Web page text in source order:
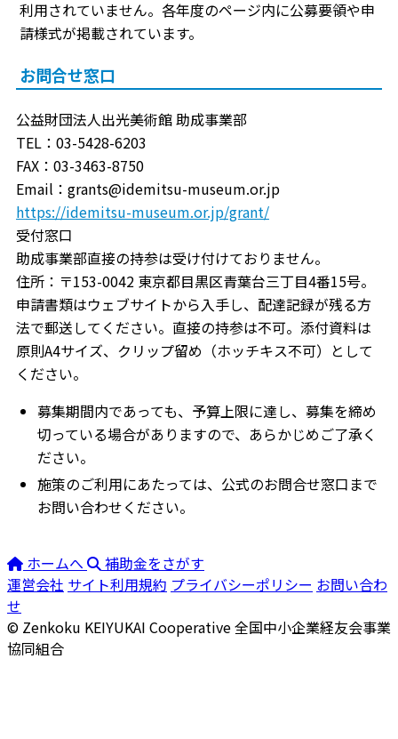
利用されていません。各年度のページ内に公募要領や申
請様式が掲載されています。
お問合せ窓口
公益財団法人出光美術館 助成事業部
TEL：03-5428-6203
FAX：03-3463-8750
Email：grants@idemitsu-museum.or.jp
https://idemitsu-museum.or.jp/grant/
受付窓口
助成事業部直接の持参は受け付けておりません。
住所：〒153-0042 東京都目黒区青葉台三丁目4番15号。
申請書類はウェブサイトから入手し、配達記録が残る方
法で郵送してください。直接の持参は不可。添付資料は
原則A4サイズ、クリップ留め（ホッチキス不可）として
ください。
募集期間内であっても、予算上限に達し、募集を締め
切っている場合がありますので、あらかじめご了承く
ださい。
施策のご利用にあたっては、公式のお問合せ窓口まで
お問い合わせください。
ホームへ
補助金をさがす
運営会社 サイト利用規約 プライバシーポリシー お問い合わ
せ
© Zenkoku KEIYUKAI Cooperative全国中小企業経友会事業
協同組合